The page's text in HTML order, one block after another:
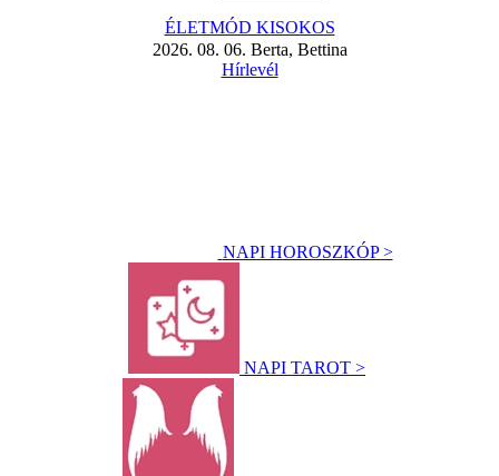
ÉLETMÓD KISOKOS
2026. 08. 06. Berta, Bettina
Hírlevél
NAPI HOROSZKÓP >
NAPI TAROT >